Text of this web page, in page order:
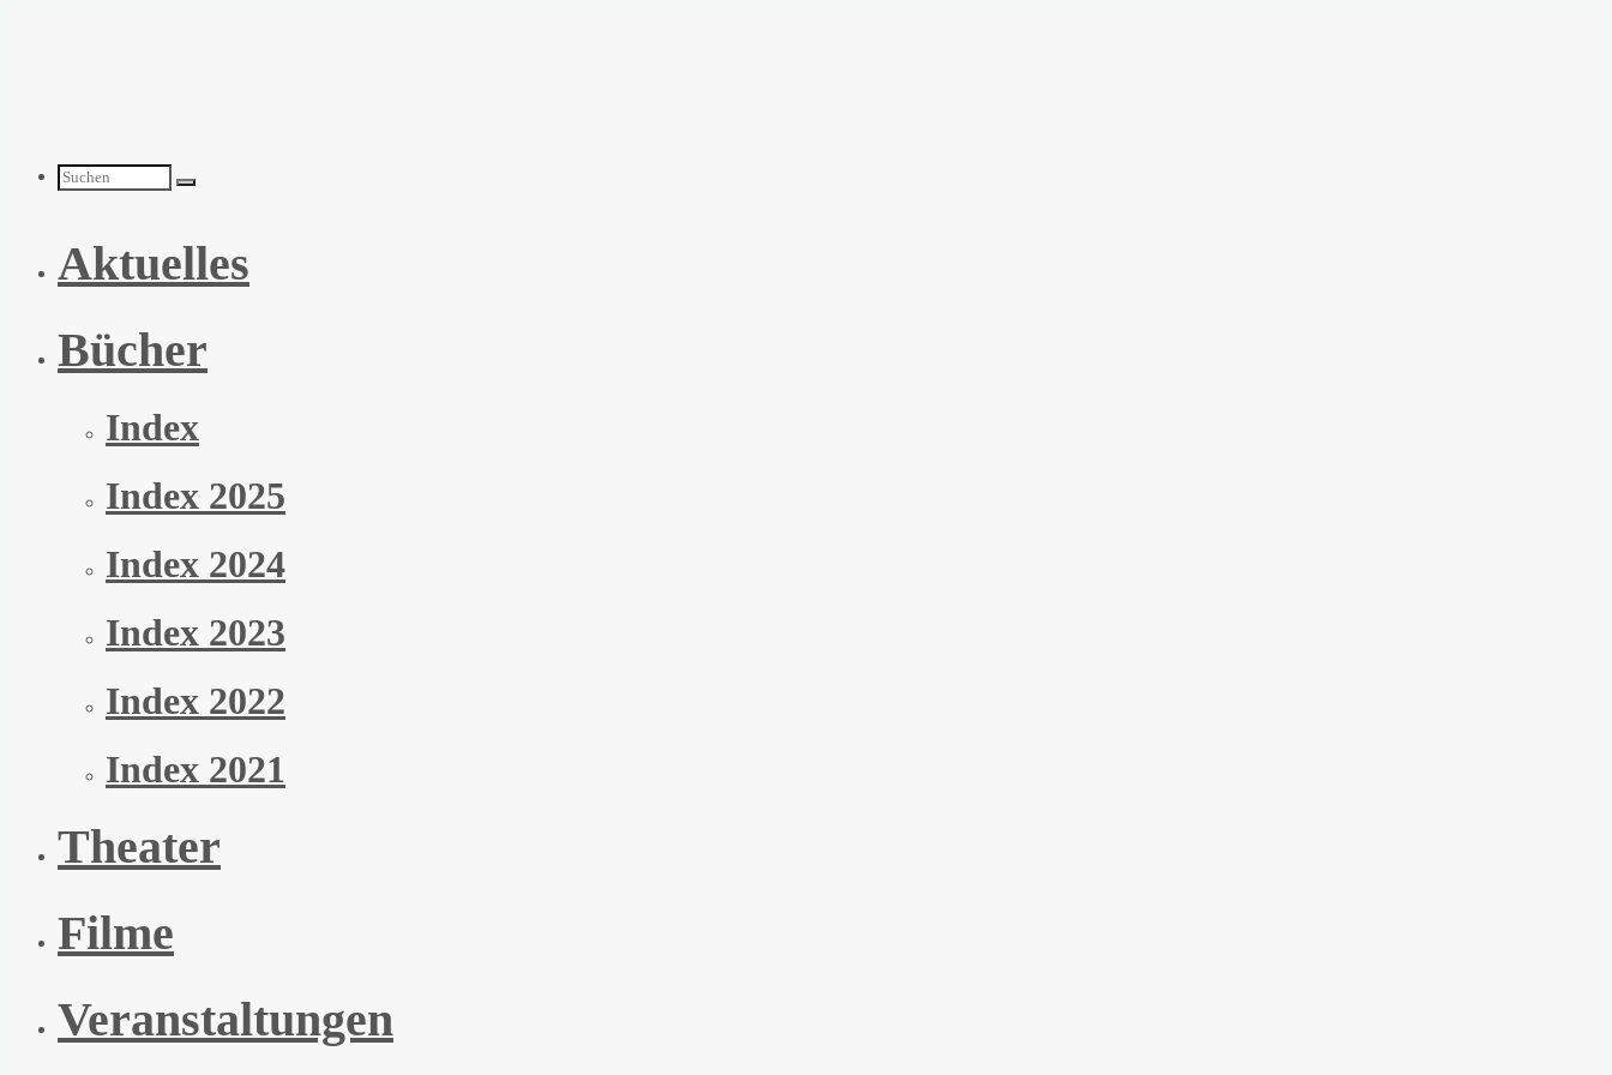
Suchen
nach:
Aktuelles
Bücher
Index
Index 2025
Index 2024
Index 2023
Index 2022
Index 2021
Theater
Filme
Veranstaltungen